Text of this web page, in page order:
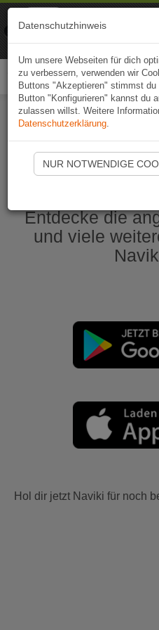
Naviki
Entdecke die
und viele
Hol dir jetzt Naviki für noch
Datenschutzhinweis
Um unsere Webseiten für dich
zu verbessern, verwenden wir
Buttons "Akzeptieren" stimmst du
Button "Konfigurieren" kannst du
zulassen willst. Weitere
Datenschutzerklärung.
NUR NOTWENDIGE
Naviki